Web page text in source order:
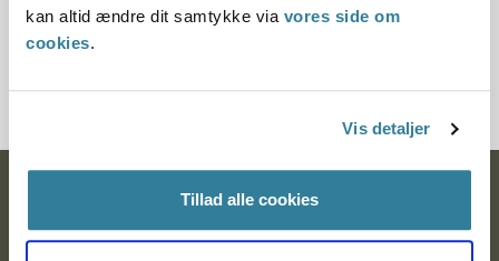
kan altid ændre dit samtykke via vores side om
cookies.
Vis detaljer
Tillad alle cookies
Journalnummer
Postadresse: